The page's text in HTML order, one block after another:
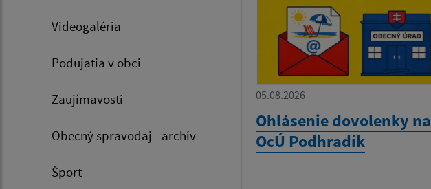
Videogaléria
Podujatia v obci
Zaujímavosti
Obecný spravodaj - archív
Šport
05.08.2026
Ohlásenie dovolenky na
OcÚ Podhradík